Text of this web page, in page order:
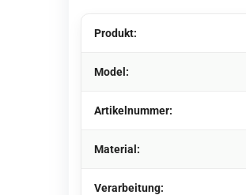
Produkt:
Model:
Artikelnummer:
Material:
Verarbeitung: